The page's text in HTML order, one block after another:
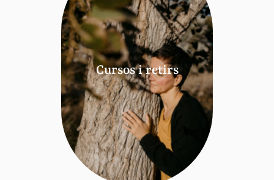
Cursos i retirs